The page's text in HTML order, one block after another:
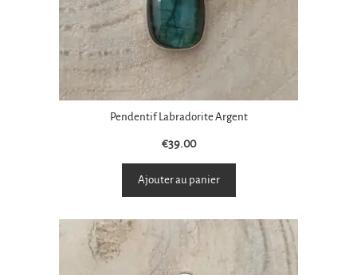
Pendentif Labradorite Argent
€39.00
Ajouter au panier